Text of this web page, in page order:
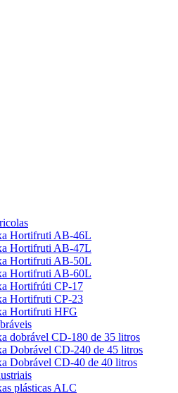
Hortifruti AB-46L
Hortifruti AB-47L
Hortifruti AB-50L
Hortifruti AB-60L
Hortifrúti CP-17
Hortifruti CP-23
Hortifruti HFG
dobrável CD-180 de 35 litros
Dobrável CD-240 de 45 litros
Dobrável CD-40 de 40 litros
plásticas ALC